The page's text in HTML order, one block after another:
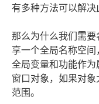
有多种方法可以解决
那么为什么我们需要
享一个全局名称空
全局变量和功能作
窗口对象，如果对
范围。